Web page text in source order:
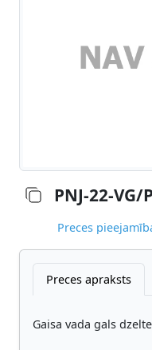
PNJ-22-VG/
Preces
Preces apraksts
Gaisa vada gals